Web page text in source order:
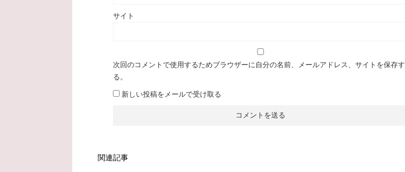
サイト
次回のコメントで使用するためブラウザーに自分の名前、メールアドレス、サイトを保存す
る。
新しい投稿をメールで受け取る
関連記事